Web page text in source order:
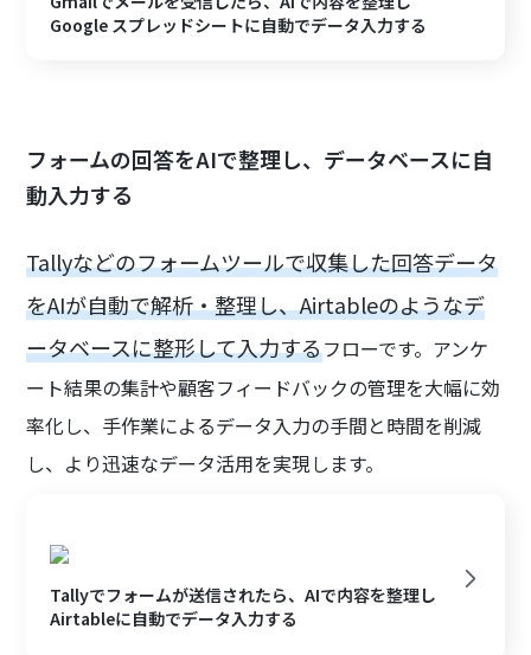
Google スプレッドシートに自動でデータ入力する
フォームの回答をAIで整理し、データベースに自
動入力する
Tallyなどのフォームツールで収集した回答データ
をAIが自動で解析・整理し、Airtableのようなデ
ータベースに整形して入力するフローです。アンケ
ート結果の集計や顧客フィードバックの管理を大幅に効
率化し、手作業によるデータ入力の手間と時間を削減
し、より迅速なデータ活用を実現します。
Tallyでフォームが送信されたら、AIで内容を整理し
Airtableに自動でデータ入力する